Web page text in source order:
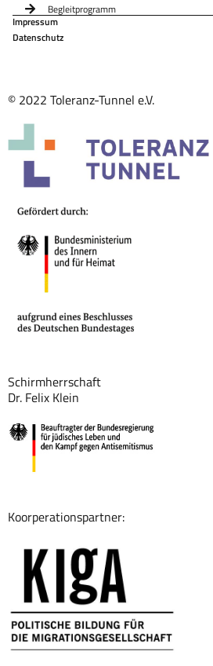
Begleitprogramm
Impressum
Datenschutz
© 2022 Toleranz-Tunnel e.V.
Schirmherrschaft
Dr. Felix Klein
Koorperationspartner: